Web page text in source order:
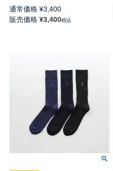
ット 手提げ紙袋付き ギフトセ
ット 綿混 ワンポイント刺繍 無
地リブ クルー丈 カジュアル ソ
通常価格 ¥3,400
販売価格 ¥3,400税込